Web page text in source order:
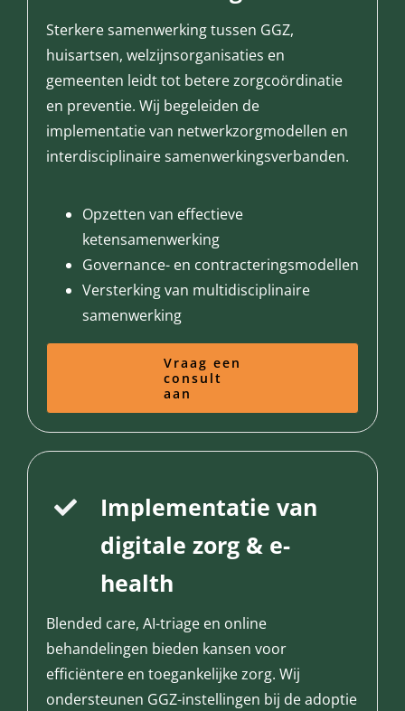
Sterkere samenwerking tussen GGZ,
huisartsen, welzijnsorganisaties en
gemeenten leidt tot betere zorgcoördinatie
en preventie. Wij begeleiden de
implementatie van netwerkzorgmodellen en
interdisciplinaire samenwerkingsverbanden.
Opzetten van effectieve
ketensamenwerking
Governance- en contracteringsmodellen
Versterking van multidisciplinaire
samenwerking
Vraag een
consult
aan
Implementatie van
digitale zorg & e-
health
Blended care, AI-triage en online
behandelingen bieden kansen voor
efficiëntere en toegankelijke zorg. Wij
ondersteunen GGZ-instellingen bij de adoptie